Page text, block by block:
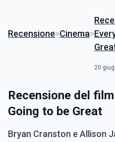
Recensione>Cinema>
20
Recensione del
Going to be Great
Bryan Cranston e Allison